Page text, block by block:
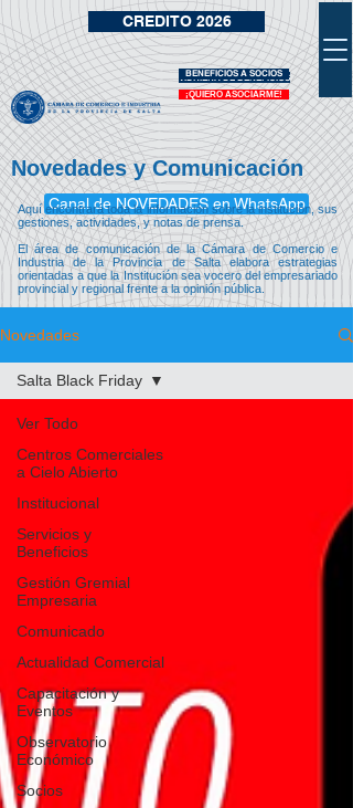
¡QUIERO ASOCIARME!
VIDRIERA DE BENEFICIOS
BENEFICIOS A SOCIOS
CREDITO 2026
Novedades y Comunicación
Canal de NOVEDADES en WhatsApp
Aquí encontrará toda la información sobre la institución, sus
gestiones, actividades, y notas de prensa.
El área de comunicación de la Cámara de Comercio e
Industria de la Provincia de Salta elabora estrategias
orientadas a que la Institución sea vocero del empresariado
provincial y regional frente a la opinión pública.
Novedades
Ver Todo
Centros Comerciales
a Cielo Abierto
Institucional
Servicios y
Beneficios
Gestión Gremial
Empresaria
Comunicado
Actualidad Comercial
Capacitación y
Eventos
Observatorio
Económico
Socios
Salta Black Friday